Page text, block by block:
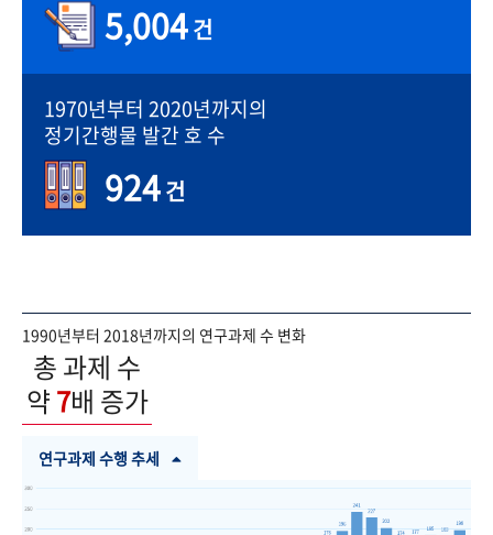
5,004건
1970년부터 2020년까지의
정기간행물 발간 호 수
924건
1990년부터 2018년까지의 연구과제 수 변화
총 과제 수
약7배 증가
연구과제 수행 추세